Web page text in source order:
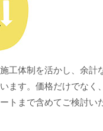
工体制を活かし、余計
ます。価格だけでなく
トまで含めてご検討い